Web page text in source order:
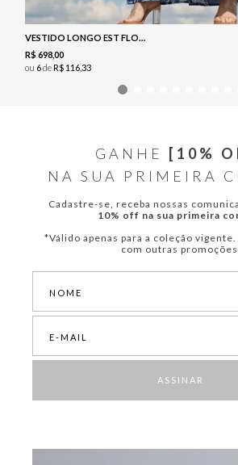
R$ 69800
ou 6deR$ 11633
GANHE
[10%
NA SUA PRIMEIRA
Cadastre-se, receba nossas
10% off na sua primeira
*Válido apenas para a coleção
com outras
ASSINAR